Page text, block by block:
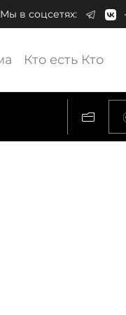
Мы в соцсетях:
Кто есть Кто